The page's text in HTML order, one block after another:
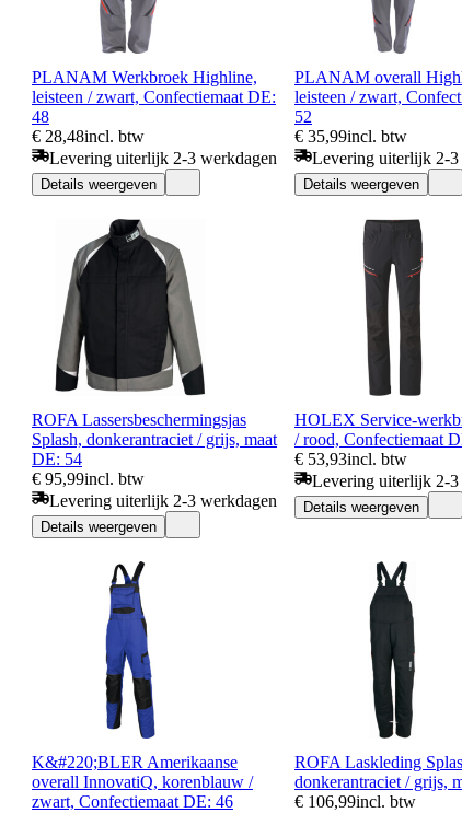
PLANAM Werkbroek Highline,
leisteen / zwart, Confectiemaat DE:
48
€ 28,48incl. btw
Levering uiterlijk 2-3 werkdagen
Details weergeven
PLANAM overall
leisteen / zwart,
52
€ 35,99incl. btw
Levering uiterlijk 2-3
Details weergeven
ROFA Lassersbeschermingsjas
Splash, donkerantraciet / grijs, maat
DE: 54
€ 95,99incl. btw
Levering uiterlijk 2-3 werkdagen
Details weergeven
HOLEX Service-
/ rood, Confectiemaat
€ 53,93incl. btw
Levering uiterlijk 2-3
Details weergeven
K&#220;BLER Amerikaanse
overall InnovatiQ, korenblauw /
zwart, Confectiemaat DE: 46
ROFA Laskleding
donkerantraciet / grijs,
€ 106,99incl. btw